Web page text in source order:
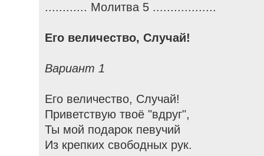
............ Молитва 5 ..................
Его величество, Случай!
Вариант 1
Его величество, Случай!
Приветствую твоё "вдруг",
Ты мой подарок певучий
Из крепких свободных рук.